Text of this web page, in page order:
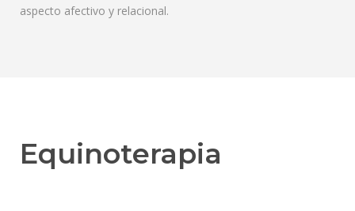
aspecto afectivo y relacional.
Equinoterapia